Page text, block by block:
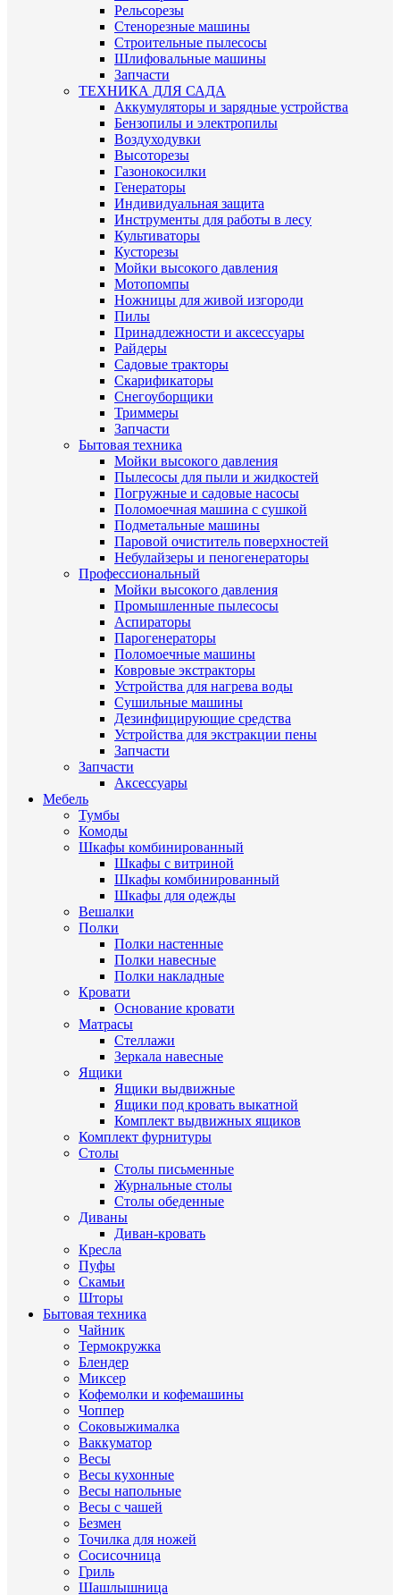
Рельсорезы
Стенорезные машины
Строительные пылесосы
Шлифовальные машины
Запчасти
ТЕХНИКА ДЛЯ САДА
Аккумуляторы и зарядные устройства
Бензопилы и электропилы
Воздуходувки
Высоторезы
Газонокосилки
Генераторы
Индивидуальная защита
Инструменты для работы в лесу
Культиваторы
Кусторезы
Мойки высокого давления
Мотопомпы
Ножницы для живой изгороди
Пилы
Принадлежности и аксессуары
Райдеры
Садовые тракторы
Скарификаторы
Снегоуборщики
Триммеры
Запчасти
Бытовая техника
Мойки высокого давления
Пылесосы для пыли и жидкостей
Погружные и садовые насосы
Поломоечная машина с сушкой
Подметальные машины
Паровой очиститель поверхностей
Небулайзеры и пеногенераторы
Профессиональный
Мойки высокого давления
Промышленные пылесосы
Аспираторы
Парогенераторы
Поломоечные машины
Ковровые экстракторы
Устройства для нагрева воды
Сушильные машины
Дезинфицирующие средства
Устройства для экстракции пены
Запчасти
Запчасти
Аксессуары
Мебель
Тумбы
Комоды
Шкафы комбинированный
Шкафы с витриной
Шкафы комбинированный
Шкафы для одежды
Вешалки
Полки
Полки настенные
Полки навесные
Полки накладные
Кровати
Основание кровати
Матрасы
Стеллажи
Зеркала навесные
Ящики
Ящики выдвижные
Ящики под кровать выкатной
Комплект выдвижных ящиков
Комплект фурнитуры
Столы
Столы письменные
Журнальные cтолы
Столы обеденные
Диваны
Диван-кровать
Кресла
Пуфы
Скамьи
Шторы
Бытовая техника
Чайник
Термокружка
Блендер
Миксер
Кофемолки и кофемашины
Чоппер
Соковыжималка
Ваккуматор
Весы
Весы кухонные
Весы напольные
Весы с чашей
Безмен
Точилка для ножей
Сосисочница
Гриль
Шашлышница